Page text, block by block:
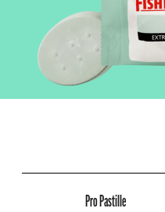
Pro Pastille